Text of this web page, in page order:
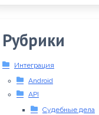
Рубрики
Интеграция
Android
API
Судебные дела